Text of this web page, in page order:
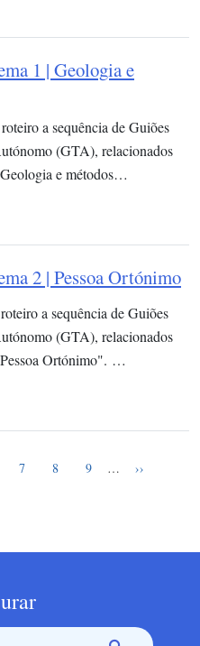
1 | Geologia e
a sequência de Guiões
(GTA), relacionados
e métodos…
2 | Pessoa Ortónimo
a sequência de Guiões
(GTA), relacionados
Ortónimo". …
Page
7 Page
8 Page
9 … Próxima
››